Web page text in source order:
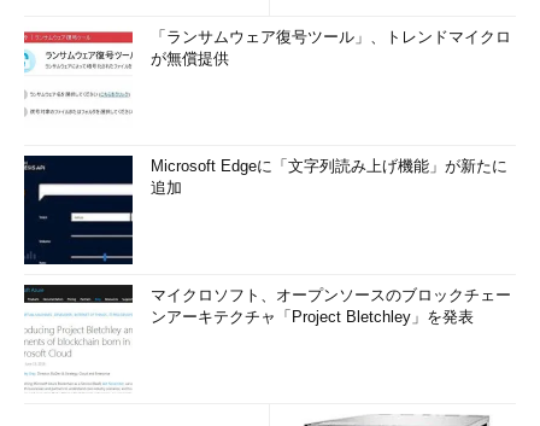
「ランサムウェア復号ツール」、トレンドマイクロ
が無償提供
Microsoft Edgeに「文字列読み上げ機能」が新たに
追加
マイクロソフト、オープンソースのブロックチェー
ンアーキテクチャ「Project Bletchley」を発表